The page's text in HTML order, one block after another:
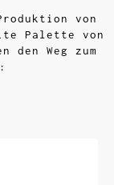
von
Palette von
den Weg zum